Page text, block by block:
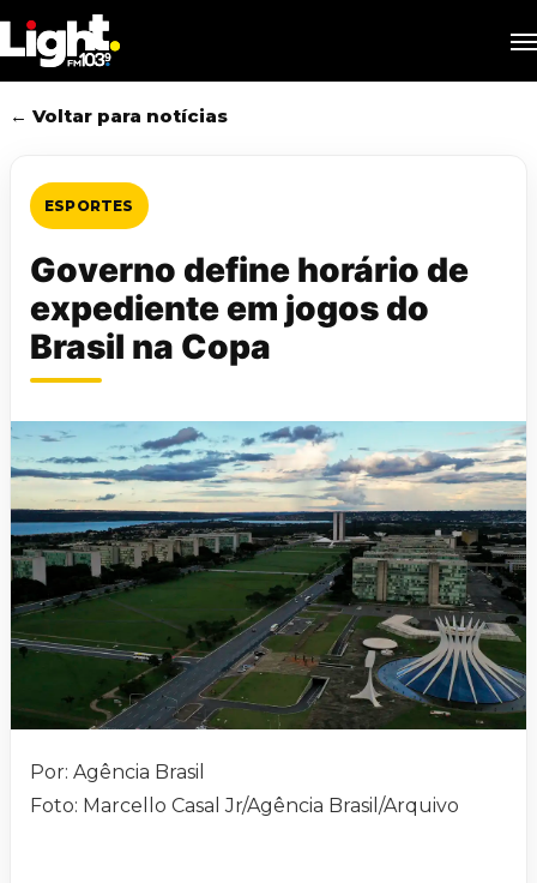
to
main
content
← Voltar para notícias
ESPORTES
Governo define horário de
expediente em jogos do
Brasil na Copa
Por: Agência Brasil
Foto: Marcello Casal Jr/Agência Brasil/Arquivo